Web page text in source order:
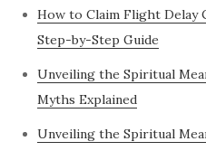
How to Claim Flight Delay
Step-by-Step Guide
Unveiling the Spiritual
Myths Explained
Unveiling the Spiritual